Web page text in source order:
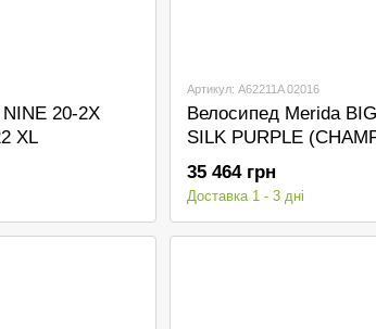
20-2X
XL
Артикул: A62211A 02016
Велосипед Merida
SILK PURPLE
35 464 грн
Доставка 1 - 3 дні